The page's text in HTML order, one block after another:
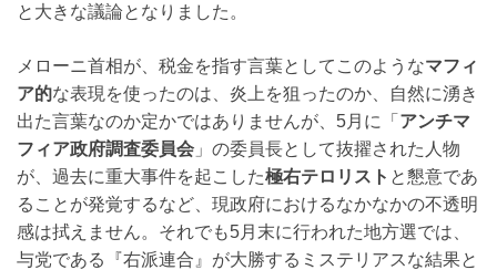
と大きな議論となりました。
メローニ首相が、税金を指す言葉としてこのようなマフィ
ア的な表現を使ったのは、炎上を狙ったのか、自然に湧き
出た言葉なのか定かではありませんが、5月に「 アンチマ
フィア政府調査委員会 」の委員長として抜擢された人物
が、過去に重大事件を起こした極右テロリスト と懇意であ
ることが発覚するなど、現政府におけるなかなかの不透明
感は拭えません。それでも5月末に行われた地方選では、
与党である『右派連合』が大勝するミステリアスな結果と